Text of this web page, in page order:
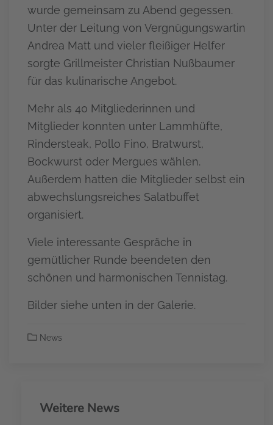
wurde gemeinsam zu Abend gegessen.
Unter der Leitung von Vergnügungswartin
Andrea Matt und vieler fleißiger Helfer
sorgte Grillmeister Christian Nußbaumer
für das kulinarische Angebot.
Mehr als 40 Mitgliederinnen und
Mitglieder konnten unter Lammhüfte,
Rindersteak, Pollo Fino, Bratwurst,
Bockwurst oder Mergues wählen.
Außerdem hatten die Mitglieder selbst ein
abwechslungsreiches Salatbuffet
organisiert.
Viele interessante Gespräche in
gemütlicher Runde beendeten den
schönen und harmonischen Tennistag.
Bilder siehe unten in der Galerie.
News
Weitere News